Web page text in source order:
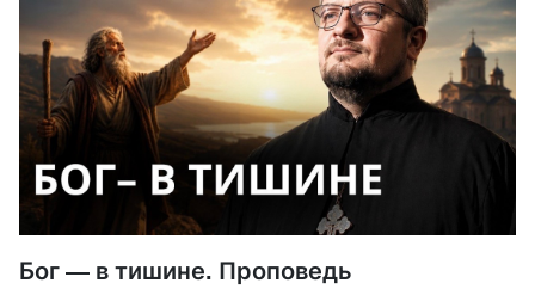
Бог — в тишине. Проповедь